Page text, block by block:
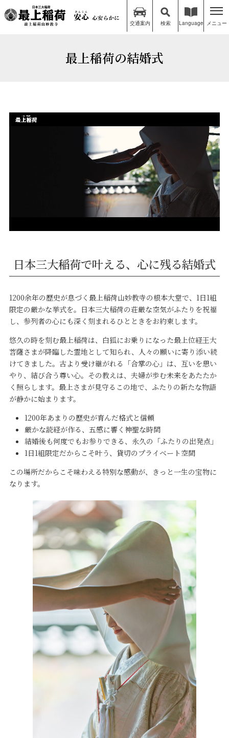
交通案内 検索 Language メニュー
最上稲荷の結婚式
日本三大稲荷で叶える、心に残る結婚式
1200余年の歴史が息づく最上稲荷山妙教寺の根本大堂で、1日1組
限定の厳かな挙式を。日本三大稲荷の荘厳な空気がふたりを祝福
し、参列者の心にも深く刻まれるひとときをお約束します。
悠久の時を刻む最上稲荷は、白狐にお乗りになった最上位経王大
菩薩さまが降臨した霊地として知られ、人々の願いに寄り添い続
けてきました。古より受け継がれる「合掌の心」は、互いを思い
やり、結び合う尊い心。その教えは、夫婦が歩む未来をあたたか
く照らします。最上さまが見守るこの地で、ふたりの新たな物語
が静かに始まります。
1200年あまりの歴史が育んだ格式と信頼
厳かな読経が作る、五感に響く神聖な時間
結婚後も何度でもお参りできる、永久の「ふたりの出発点」
1日1組限定だからこそ叶う、貸切のプライベート空間
この場所だからこそ味わえる特別な感動が、きっと一生の宝物に
なります。